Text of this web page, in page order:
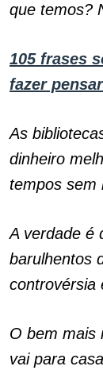
que temos?
105 frases
fazer
As
dinheiro
tempos sem
A verdade é
barulhentos
controvérsia
O bem mais
vai para